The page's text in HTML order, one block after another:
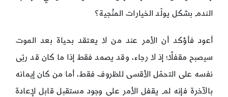
الندم بشكل يولّد الخيارات المنُجية؟
أعود فأؤكد أن الأمر عند من لا يعتقد بحياة بعد الموت
سيصبح مقفلًا؛ إذ لا رجاء، وقد يصمد فقط إذا ما كان قد ربّى
نفسه على التحمّل الأقسى للظروف فقط، أما من كان إيمانه
بالآخرة فإنه لم يقفل الأمر على وجود مستقبل قابل لإعادة